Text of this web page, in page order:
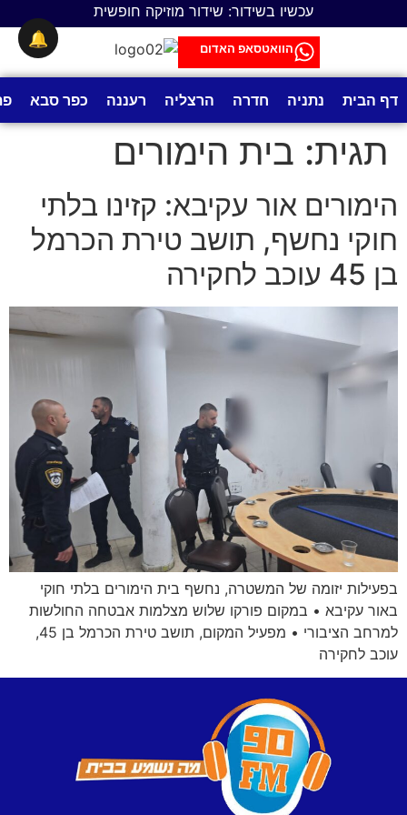
עכשיו בשידור: שידור מוזיקה חופשית
הוואטסאפ האדום
דף הבית נתניה חדרה הרצליה רעננה כפר סבא
תגית: בית הימורים
הימורים אור עקיבא: קזינו בלתי
חוקי נחשף, תושב טירת הכרמל
בן 45 עוכב לחקירה
בפעילות יזומה של המשטרה, נחשף בית הימורים בלתי חוקי
באור עקיבא • במקום פורקו שלוש מצלמות אבטחה החולשות
למרחב הציבורי • מפעיל המקום, תושב טירת הכרמל בן 45,
עוכב לחקירה
🔔